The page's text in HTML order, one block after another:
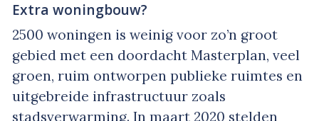
Extra woningbouw?
2500 woningen is weinig voor zo’n groot
gebied met een doordacht Masterplan, veel
groen, ruim ontworpen publieke ruimtes en
uitgebreide infrastructuur zoals
stadsverwarming. In maart 2020 stelden